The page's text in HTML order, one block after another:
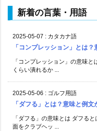
新着の言葉・用語
2025-05-07 : カタカナ語
「コンプレッション」とは
「コンプレッション」の意味
くらい潰れるか ...
2025-05-06 : ゴルフ用語
「ダフる」とは？意味と例文
「ダフる」の意味とは ダフる
面をクラブヘッ ...